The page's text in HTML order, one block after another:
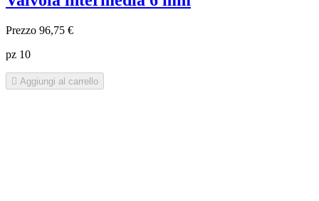
Prezzo 96,75 €
pz 10
 Aggiungi al carrello